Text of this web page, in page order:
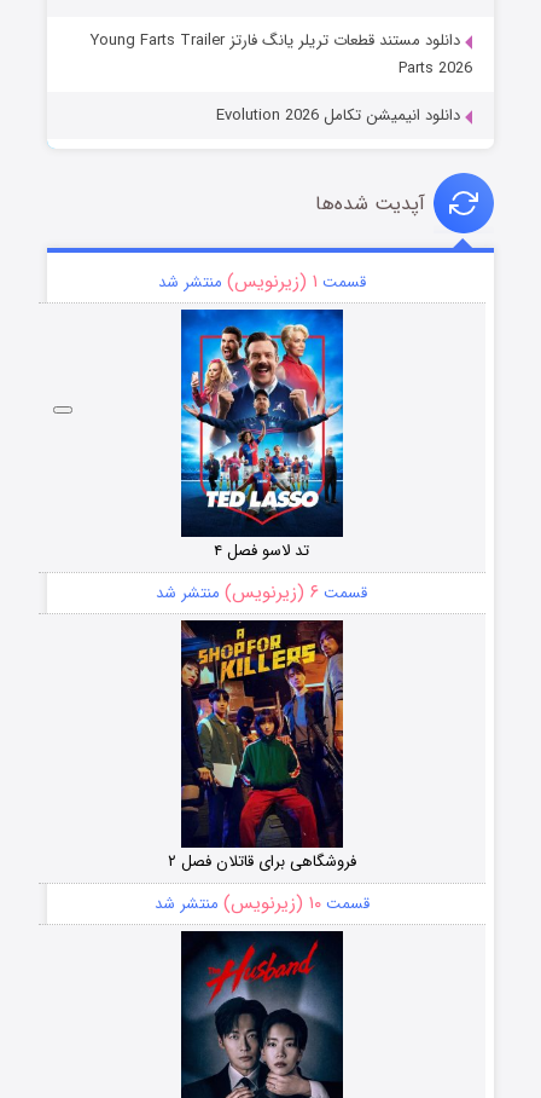
دانلود مستند قطعات تریلر یانگ فارتز Young Farts Trailer
Parts 2026
دانلود انیمیشن تکامل Evolution 2026
آپدیت شده‌ها
قسمت ۱ (زیرنویس) منتشر شد
تد لاسو فصل ۴
قسمت ۶ (زیرنویس) منتشر شد
فروشگاهی برای قاتلان فصل ۲
قسمت۱۰ (زیرنویس) منتشر شد